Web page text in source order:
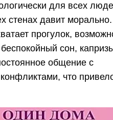
для всех
стенах давит морально.
прогулок,
сон,
общение с
что